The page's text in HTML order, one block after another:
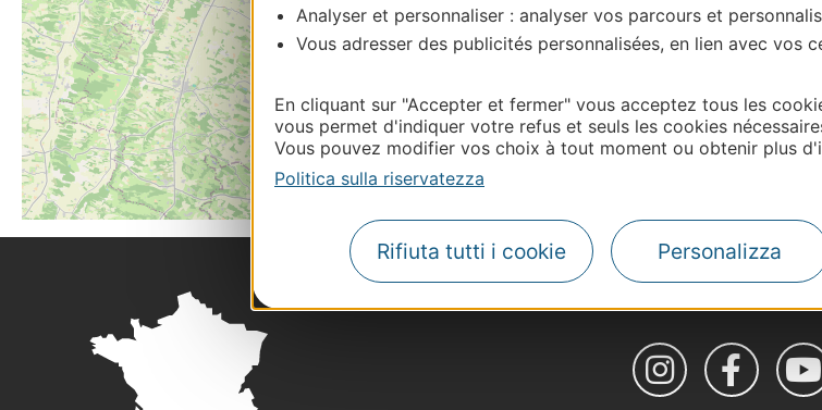
Analyser et personnaliser : analyser vos parcours et
Vous adresser des publicités personnalisées, en lien avec vos
En cliquant sur "Accepter et fermer" vous acceptez tous les
vous permet d'indiquer votre refus et seuls les cookies
Vous pouvez modifier vos choix à tout moment ou obtenir plus
Politica sulla riservatezza
Rifiuta tutti i cookie Personalizza